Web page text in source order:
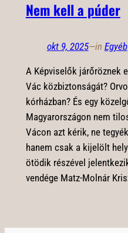
Nem kell a púder
okt 9, 2025—in Egyéb
A Képviselők járőröznek
Vác közbiztonságát?
kórházban? És egy
Magyarországon nem
Vácon azt kérik, ne
hanem csak a kijelölt
ötödik részével
vendége Matz-Molnár